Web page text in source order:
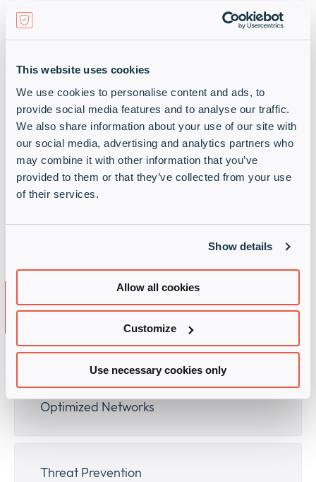
This website uses cookies
We use cookies to personalise content and ads, to
provide social media features and to analyse our traffic.
We also share information about your use of our site with
our social media, advertising and analytics partners who
may combine it with other information that you’ve
provided to them or that they’ve collected from your use
of their services.
Show details
Allow all cookies
Customize
Use necessary cookies only
WAN: Your journey, your way!
Valuta för pengarna med Cato
Stora vinster att göra genom att använda
Cato Networks lösningar! Forrester Consulting
genomförde sin studie ”Total Economic
Impact” och kunde konstatera att
verksamheter som använder Cato’s SASE
Produkter hosCato
Networks
Optimized Networks
Threat Prevention